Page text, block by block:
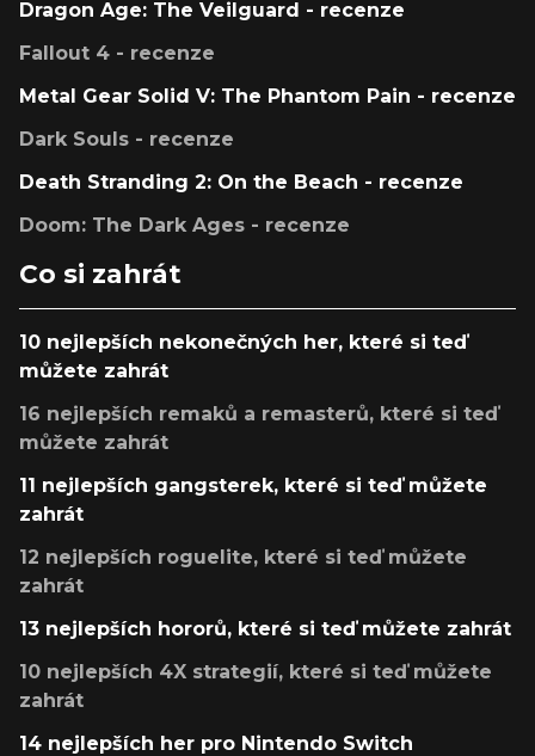
Dragon Age: The Veilguard - recenze
Fallout 4 - recenze
Metal Gear Solid V: The Phantom Pain - recenze
Dark Souls - recenze
Death Stranding 2: On the Beach - recenze
Doom: The Dark Ages - recenze
Co si zahrát
10 nejlepších nekonečných her, které si teď
můžete zahrát
16 nejlepších remaků a remasterů, které si teď
můžete zahrát
11 nejlepších gangsterek, které si teď můžete
zahrát
12 nejlepších roguelite, které si teď můžete
zahrát
13 nejlepších hororů, které si teď můžete zahrát
10 nejlepších 4X strategií, které si teď můžete
zahrát
14 nejlepších her pro Nintendo Switch